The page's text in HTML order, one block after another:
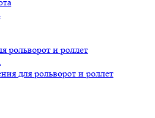
рольворот и роллет
для рольворот и роллет